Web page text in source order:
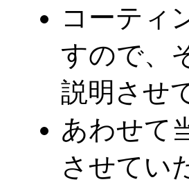
コーティ
すので、
説明させ
あわせて
させてい